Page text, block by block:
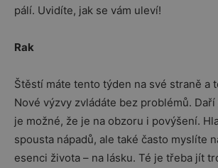
pálí. Uvidíte, jak se vám uleví!
Rak
Štěstí máte tento týden na své straně a
Nové výzvy zvládáte bez problémů.
je možné, že je na obzoru i povýšení.
spousta nápadů, ale také často myslíte
esenci života – na lásku. Té je třeba jít